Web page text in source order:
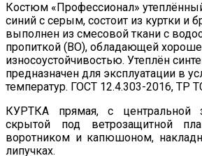
Костюм «Профессионал»
синий с серым, состоит из куртки и
выполнен из смесовой ткани с
пропиткой (ВО), обладающей
износоустойчивостью. Утеплён
предназначен для эксплуатации в
температур. ГОСТ 12.4.303-2016, ТР
КУРТКА прямая, с центральной
скрытой под ветрозащитной
воротником и капюшоном,
липучках.